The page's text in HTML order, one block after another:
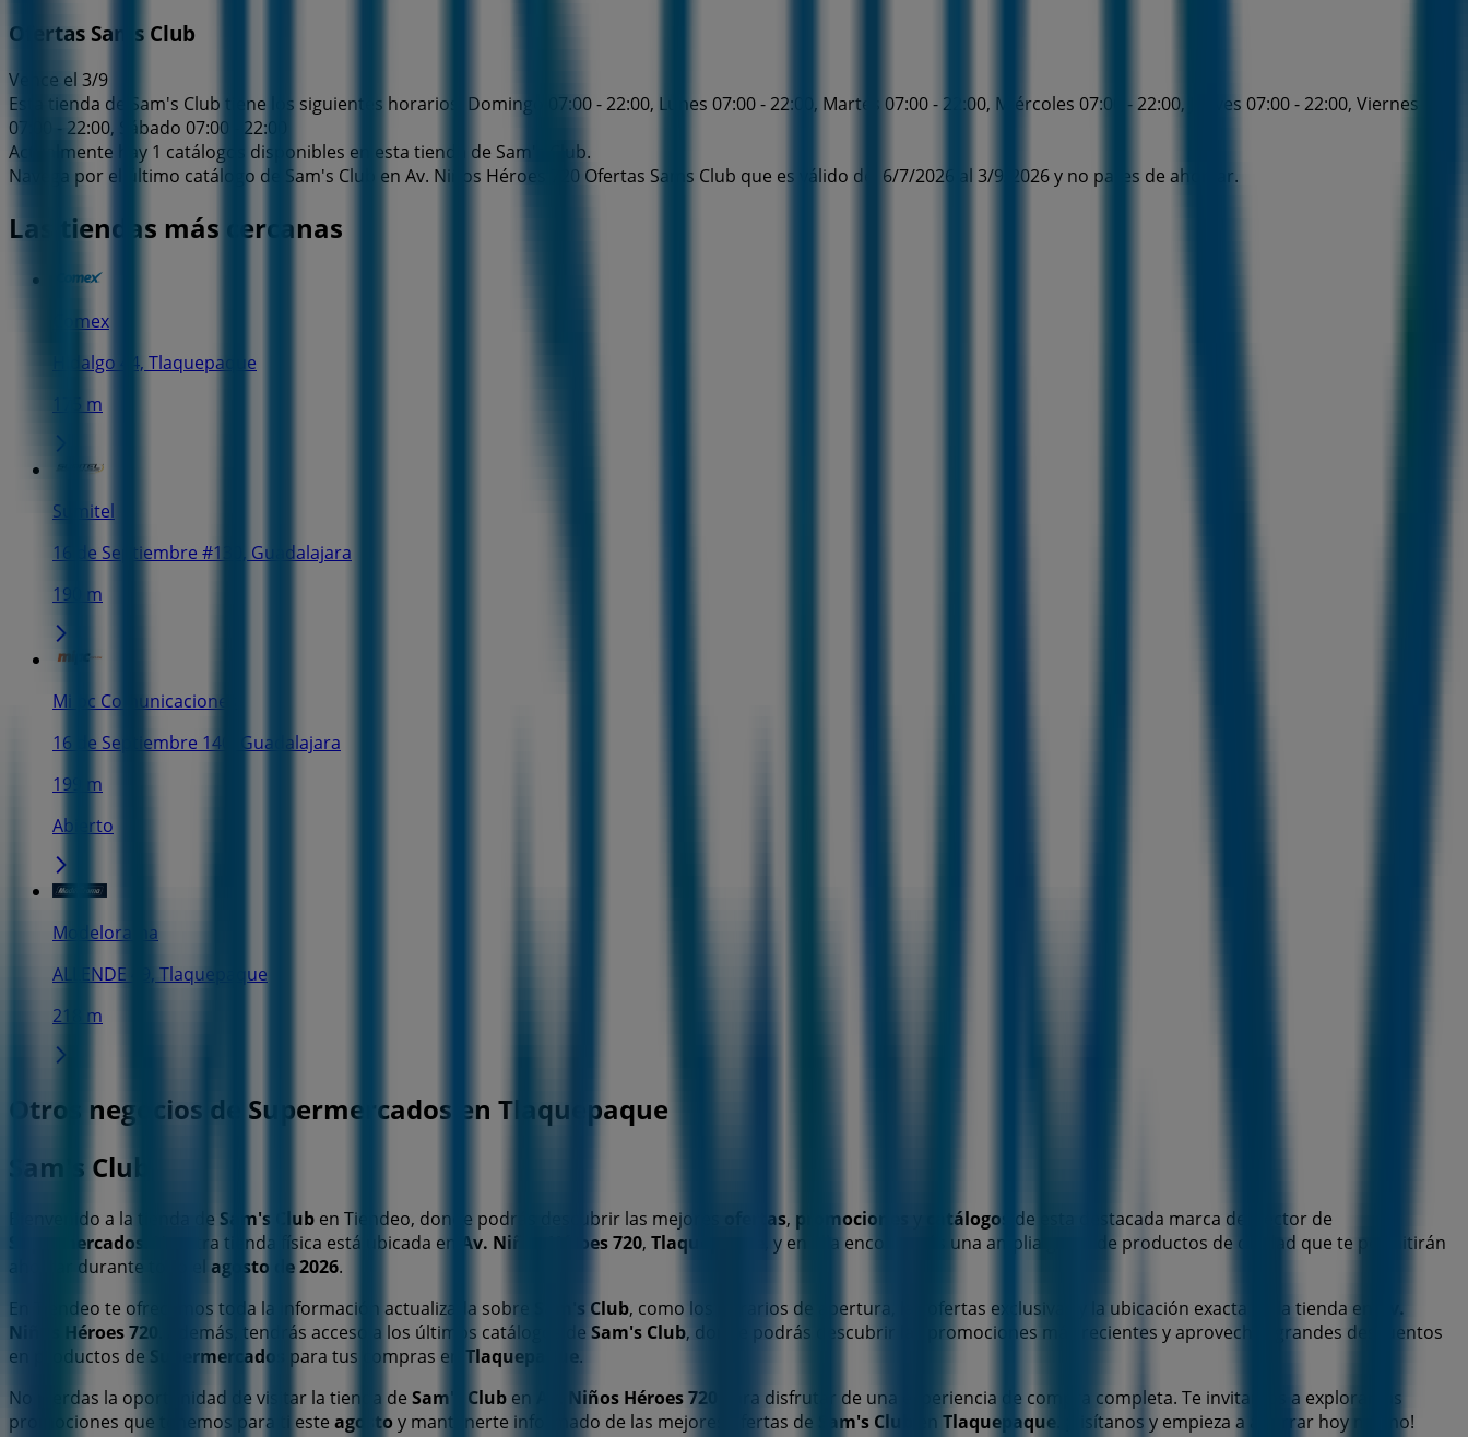
Ofertas Sams Club
Vence el 3/9
Esta tienda de Sam's Club tiene los siguientes horarios: Domingo 07:00 - 22:00, Lunes 07:00 - 22:00, Martes 07:00 - 22:00, Miércoles 07:00 - 22:00, Jueves 07:00 - 22:00, Viernes
07:00 - 22:00, Sábado 07:00 - 22:00
Actualmente hay 1 catálogos disponibles en esta tienda de Sam's Club.
Navega por el último catálogo de Sam's Club en Av. Niños Héroes 720 Ofertas Sams Club que es válido del 6/7/2026 al 3/9/2026 y no pares de ahorrar.
Las tiendas más cercanas
Comex
Hidalgo 44, Tlaquepaque
175 m
Sumitel
16 de Septiembre #130, Guadalajara
190 m
Mi pc Comunicaciones
16 de Septiembre 140, Guadalajara
199 m
Abierto
Modelorama
ALLENDE 49, Tlaquepaque
218 m
Otros negocios de Supermercados en Tlaquepaque
Sam's Club
Bienvenido a la tienda de Sam's Club en Tiendeo, donde podrás descubrir las mejores ofertas, promociones catálogos
de esta destacada marca del sector de
Supermercados
. Nuestra tienda física está ubicada en Av. Niños Héroes 720, Tlaquepaque
, y en ella encontrarás una amplia gama de productos de calidad que te permitirán
ahorrar durante todo el agosto de 2026.
En Tiendeo te ofrecemos toda la información actualizada sobre
Sam's Club, como los horarios de apertura, las ofertas exclusivas y la ubicación exacta de la tienda en
Av.
Niños Héroes 720
. Además, tendrás acceso a los últimos catálogos de Sam's Club, donde podrás descubrir las promociones más recientes y aprovechar grandes descuentos
en productos de
Supermercados para tus compras en Tlaquepaque .
No pierdas la oportunidad de visitar la tienda de Sam's Club en Av. Niños Héroes 720
para disfrutar de una experiencia de compra completa. Te invitamos a explorar las
promociones que tenemos para ti este agosto y mantenerte informado de las mejores ofertas de Sam's Club en Tlaquepaque . ¡Visítanos y empieza a ahorrar hoy mismo!